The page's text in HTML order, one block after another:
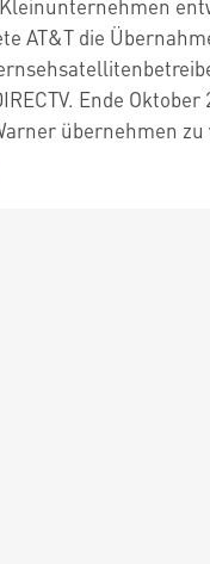
AT&T die
Ende Oktober
übernehmen